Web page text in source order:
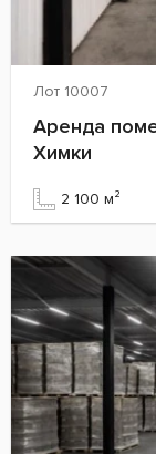
Лот 10007
Аренда
Химки
2 100 м²